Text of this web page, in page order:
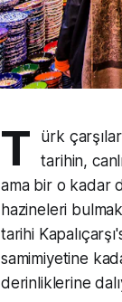
T
ürk
tarihin,
ama bir o kadar
hazineleri
tarihi
samimiyetine
derinliklerine